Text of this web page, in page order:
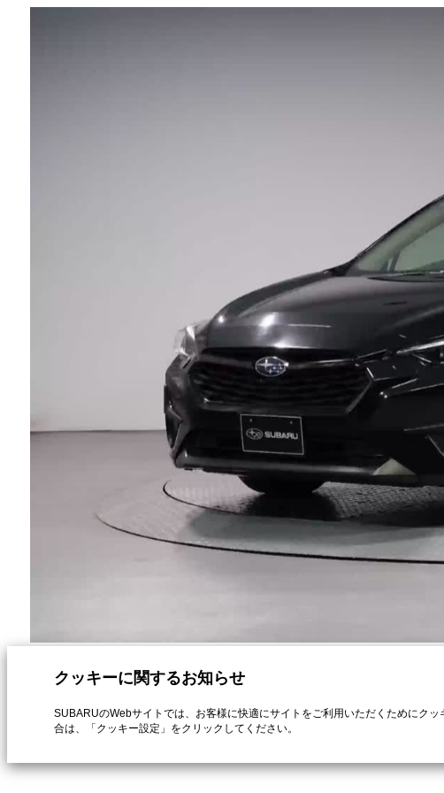
クッキーに関するお知らせ​
SUBARUのWebサイトでは、お客様に快適にサイトをご利用いただくためにク
合は、「クッキー設定」をクリックしてください。​